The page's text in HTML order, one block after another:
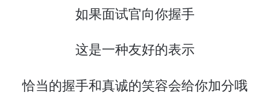
如果面试官向你握手
这是一种友好的表示
恰当的握手和真诚的笑容会给你加分哦